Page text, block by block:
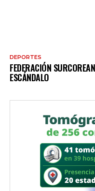
DEPORTES
FEDERACIÓN
ESCÁNDALO